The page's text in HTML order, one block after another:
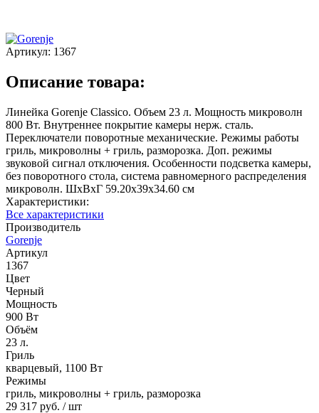
Артикул: 1367
Описание товара:
Линейка Gorenje Classico. Объем 23 л. Мощность микроволн
800 Вт. Внутреннее покрытие камеры нерж. сталь.
Переключатели поворотные механические. Режимы работы
гриль, микроволны + гриль, разморозка. Доп. режимы
звуковой сигнал отключения. Особенности подсветка камеры,
без поворотного стола, система равномерного распределения
микроволн. ШхВхГ 59.20х39х34.60 см
Характеристики:
Все характеристики
Производитель
Gorenje
Артикул
1367
Цвет
Черный
Мощность
900 Вт
Объём
23 л.
Гриль
кварцевый, 1100 Вт
Режимы
гриль, микроволны + гриль, разморозка
29 317 руб. / шт